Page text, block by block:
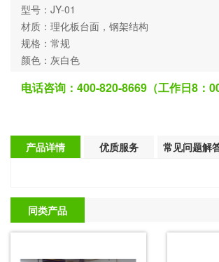
型号：JY-01
材质：理化板台面，钢架结构
规格：常规
颜色：灰白色
电话咨询：400-820-8669（工作日8：
产品详情 优质服务 常见问题解
同类产品